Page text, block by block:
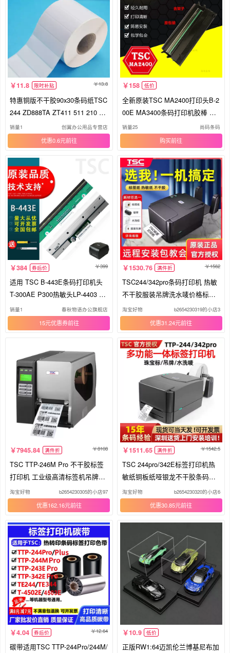
11.8 限时补贴 13.8
特惠铜版不干胶90x30条码纸TSC
244 ZD888TA ZT411 511 210 23
1 G500U CP2140 3140EX XP-T
T425B贴纸标签
销量1 创翼办公用品专营店
优惠0.6元
158 低价
全新原装TSC MA2400打印头B-2
00E MA3400条码打印机胶棒 热
敏针头
销量25 尚码条码
购买
384 券后价 399
适用 TSC B-443E条码打印机头
T-300AE P300热敏头LP-4403 45
03E 标签打印头
销量1 春秋物语办公旗舰店
15元优惠券
1530.76 满件折 1562
TSC244/342pro条码打印机 热敏
不干胶服装吊牌洗水唛价格标签
机
淘宝好物 b2654230319的小店3
优惠31.24元
7945.84 满件折 8108
TSC TTP-246M Pro 不干胶标签
打印机 工业级高清标签机吊牌打
印机
淘宝好物 b2654230305的小店97
优惠162.16元
1511.65 满件折 1542.5
TSC 244pro/342E标签打印机热
敏纸铜板纸哑银龙不干胶条码打
印机
淘宝好物 b2654230320的小店6
优惠30.85元
4.04 券后价 12.64
碳带适用TSC TTP-244Pro/244M/
10.9 低价
正版RW1:64迈凯伦兰博基尼布加